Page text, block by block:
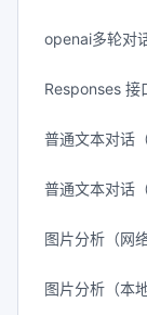
openai多轮对
Responses 接
普通文本对话
普通文本对话
图片分析（网络
图片分析（本地